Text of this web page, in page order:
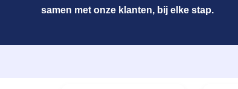
samen met onze klanten, bij elke stap.